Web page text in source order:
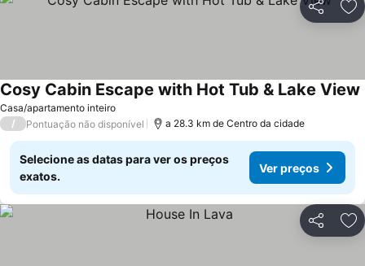
Partilhar
Casa/apartamento inteiro
Cosy Cabin Escape with Hot Tub & Lake View
/ Pontuação não disponível a 28.3 km de Centro da cidade
Selecione as datas para ver os preços
exatos.
Ver preços
Partilhar